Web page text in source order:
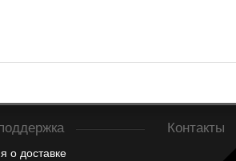
о доставке
Контакты